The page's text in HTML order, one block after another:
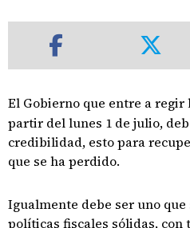
El Gobierno que entre a regir
partir del lunes 1 de julio,
credibilidad, esto para
que se ha perdido.
Igualmente debe ser uno
políticas fiscales sólidas, con